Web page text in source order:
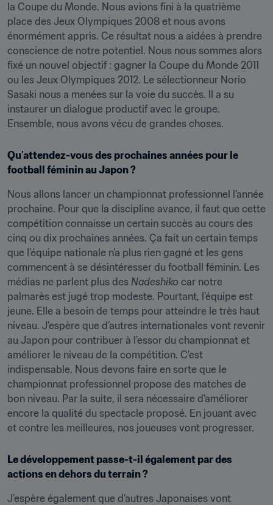
la Coupe du Monde. Nous avions fini à la quatrième
place des Jeux Olympiques 2008 et nous avons
énormément appris. Ce résultat nous a aidées à prendre
conscience de notre potentiel. Nous nous sommes alors
fixé un nouvel objectif : gagner la Coupe du Monde 2011
ou les Jeux Olympiques 2012. Le sélectionneur Norio
Sasaki nous a menées sur la voie du succès. Il a su
instaurer un dialogue productif avec le groupe.
Ensemble, nous avons vécu de grandes choses.
Qu’attendez-vous des prochaines années pour le
football féminin au Japon ?
Nous allons lancer un championnat professionnel l’année
prochaine. Pour que la discipline avance, il faut que cette
compétition connaisse un certain succès au cours des
cinq ou dix prochaines années. Ça fait un certain temps
que l’équipe nationale n’a plus rien gagné et les gens
commencent à se désintéresser du football féminin. Les
médias ne parlent plus des Nadeshiko car notre
palmarès est jugé trop modeste. Pourtant, l’équipe est
jeune. Elle a besoin de temps pour atteindre le très haut
niveau. J’espère que d’autres internationales vont revenir
au Japon pour contribuer à l’essor du championnat et
améliorer le niveau de la compétition. C’est
indispensable. Nous devons faire en sorte que le
championnat professionnel propose des matches de
bon niveau. Par la suite, il sera nécessaire d'améliorer
encore la qualité du spectacle proposé. En jouant avec
et contre les meilleures, nos joueuses vont progresser.
Le développement passe-t-il également par des
actions en dehors du terrain ?
J’espère également que d’autres Japonaises vont